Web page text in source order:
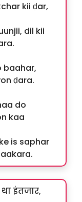
kii ḍar,
dil kii
baahar,
ḍara.
do
kaa
is saphar
इंतजार,